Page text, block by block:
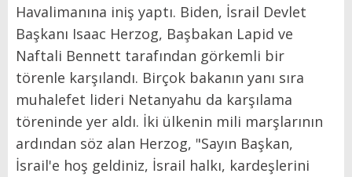
Havalimanına iniş yaptı. Biden, İsrail Devlet
Başkanı Isaac Herzog, Başbakan Lapid ve
Naftali Bennett tarafından görkemli bir
törenle karşılandı. Birçok bakanın yanı sıra
muhalefet lideri Netanyahu da karşılama
töreninde yer aldı. İki ülkenin mili marşlarının
ardından söz alan Herzog, "Sayın Başkan,
İsrail'e hoş geldiniz, İsrail halkı, kardeşlerini